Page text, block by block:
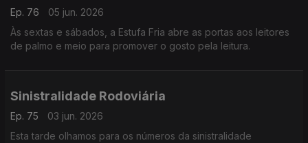
Ep. 76
05 jun. 2026
Às sextas e sábados, a Estufa Fria abre as portas aos leitores
de palmo e meio para promover o gosto pela leitura.
Sinistralidade Rodoviária
Ep. 75
03 jun. 2026
Esta tarde olhamos para os números da sinistralidade